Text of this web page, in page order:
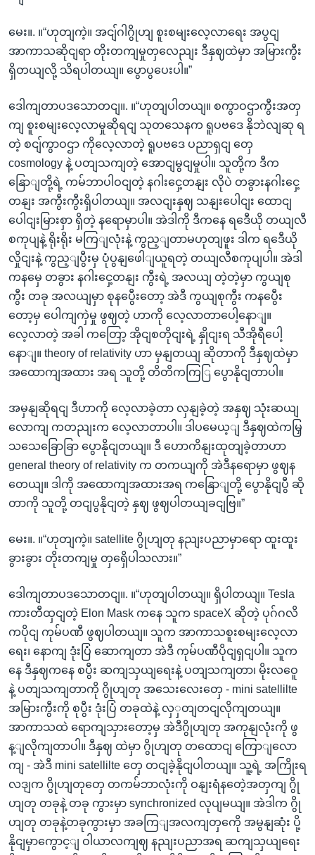
မေး။. ။“ဟုတျကဲ့။ အငျ်ဂါဂွိုဟျ စူးစမျးလေ့လာရေး အပွငျ
အာကာသဆိုငျရာ တိုးတကျမှုတှလေညျး ဒီနှဈထဲမှာ အမြားကွီး
ရှိတယျလို့ သိရပါတယျ။ ပွောပွပေးပါ။”
ဒေါကျတာပဒသောတငျ။. ။“ဟုတျပါတယျ။ စကွာဝဌာကွီးအတှ
ကျ စူးစမျးလေ့လာမှုဆိုရငျ သုတသေနက ရူပဗဒေ နိုဘဲလျဆု ရ
တဲ့ စငျ်ကွာဝဌာ ကိုလေ့လာတဲ့ ရူပဗဒေ ပညာရှငျ တှေ
cosmology နဲ့ ပတျသကျတဲ့ အောငျမွငျမှုပါ။ သူတို့က ဒီက
နြောျတို့ရဲ့ ကမ်ဘာပါဝငျတဲ့ နဂါးငှေ့တနျး လိုပဲ တခွားနဂါးငှေ့
တနျး အကွီးကွီးရှိပါတယျ။ အလငျးနှဈ သနျးပေါငျး ထောငျ
ပေါငျးမြားစှာ ရှိတဲ့ နရောမှာပါ။ အဲဒါကို ဒီကနေ ရဒေီယို တယျလီ
စကုပျနဲ့ ရိုးရိုး မကြျလုံးနဲ့ ကွည့ျတာမဟုတျဖူး ဒါက ရဒေီယို
လှိုငျးနဲ့ ကွည့ျပွီးမှ ပုံပွနျဖေါျယူရတဲ့ တယျလီစကုပျပါ။ အဲဒါ
ကနမှေ တခွား နဂါးငှေ့တနျး ကွီးရဲ့ အလယျ တဲ့တဲ့မှာ ကွယျစု
ကွီး တခု အလယျမှာ စုနပွေီးတော့ အဲဒီ ကွယျစုကွီး ကနပွေီး
တော့မှ ပေါကျကှဲမှု ဖွဈတဲ့ ဟာကို လေ့လာတာပေါ့နောျ။
လေ့လာတဲ့ အခါ ကတြော့ အိုငျစတိုငျးရဲ့ နှိုငျးရ သီအိုရီပေါ့
နောျ။ theory of relativity ဟာ မှနျတယျ ဆိုတာကို ဒီနှဈထဲမှာ
အထောကျအထား အရ သူတို့ တိတိကကြြ ပွောနိုငျတာပါ။
အမှနျဆိုရငျ ဒီဟာကို လေ့လာခဲ့တာ လှနျခဲ့တဲ့ အနှဈ သုံးဆယျ
လောကျ ကတညျးက လေ့လာတာပါ။ ဒါပမေယ့ျ ဒီနှဈထဲကမြှ
သသေခြောခြာ ပွောနိုငျတယျ။ ဒီ ဟောကိနျးထုတျခဲ့တာဟာ
general theory of relativity က တကယျကို အဲဒီနရောမှာ ဖွဈန
တေယျ။ ဒါကို အထောကျအထားအရ ကနြောျတို့ ပွောနိုငျပွီ ဆို
တာကို သူတို့ တငျပွနိုငျတဲ့ နှဈ ဖွဈပါတယျခငျဗြ။”
မေး။. ။“ဟုတျကဲ့။ satellite ဂွိုဟျတု နညျးပညာမှာရော ထူးထူး
ခွားခွား တိုးတကျမှု တှရှေိပါသလား။”
ဒေါကျတာပဒသောတငျ။. ။“ဟုတျပါတယျ။ ရှိပါတယျ။ Tesla
ကားတီထှငျတဲ့ Elon Mask ကနေ သူက spaceX ဆိုတဲ့ ပုဂ်ဂလိ
ကပိုငျ ကုမ်ပဏီ ဖွဈပါတယျ။ သူက အာကာသစူးစမျးလေ့လာ
ရေး၊ နောကျ ဒုံးပြံ ဆောကျတာ အဲဒီ ကုမ်ပဏီပိုငျရှငျပါ။ သူက
နေ ဒီနှဈကနေ စပွီး ဆကျသှယျရေးနဲ့ ပတျသကျတာ၊ မိုးလဝေူ
နဲ့ ပတျသကျတာကို ဂွိုဟျတု အသေးလေးတှေ - mini satellilte
အမြားကွီးကို စုပွီး ဒုံးပြံ တခုထဲနဲ့ လှှတျတငျလိုကျတယျ။
အာကာသထဲ ရောကျသှားတော့မှ အဲဒီဂွိုဟျတု အကုနျလုံးကို ဖွ
န့ျလိုကျတာပါ။ ဒီနှဈ ထဲမှာ ဂွိုဟျတု တထောငျ ကြောျလော
ကျ - အဲဒီ mini satellilte တှေ တငျခဲ့နိုငျပါတယျ။ သူ့ရဲ့ အကြိုးရ
လဒျက ဂွိုဟျတုတှေ တကမ်ဘာလုံးကို ဝနျးရံနတေဲ့အတှကျ ဂွို
ဟျတု တခုနဲ့ တခု ကွားမှာ synchronized လုပျမယျ။ အဲဒါက ဂွို
ဟျတု တခုနဲ့တခုကွားမှာ အခကြျအလကျတှကေို အမွနျဆုံး ပို့
နိုငျမှာကွောင့ျ ဝါယာလကျဈ နညျးပညာအရ ဆကျသှယျရေး